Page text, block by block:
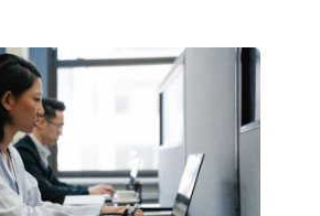
БИЗНЕСА:
КАКИЕ
3
ЗАДАЧИ
ЕМУ
МОЖНО